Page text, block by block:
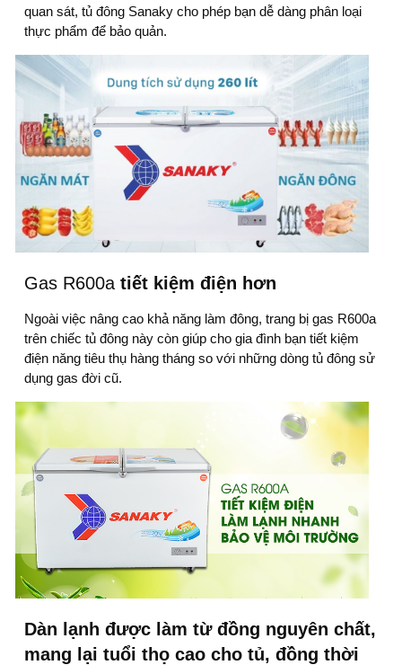
quan sát, tủ đông Sanaky cho phép bạn dễ dàng phân loại
thực phẩm để bảo quản.
Gas R600a tiết kiệm điện hơn
Ngoài việc nâng cao khả năng làm đông, trang bị gas R600a
trên chiếc tủ đông này còn giúp cho gia đình bạn tiết kiệm
điện năng tiêu thụ hàng tháng so với những dòng tủ đông sử
dụng gas đời cũ.
Dàn lạnh được làm từ đồng nguyên chất,
mang lại tuổi thọ cao cho tủ, đồng thời